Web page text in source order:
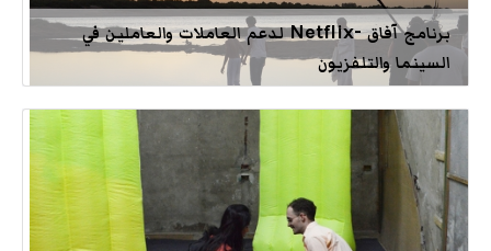
برنامج آفاق -Netflix لدعم العاملات والعاملين في
السينما والتلفزيون